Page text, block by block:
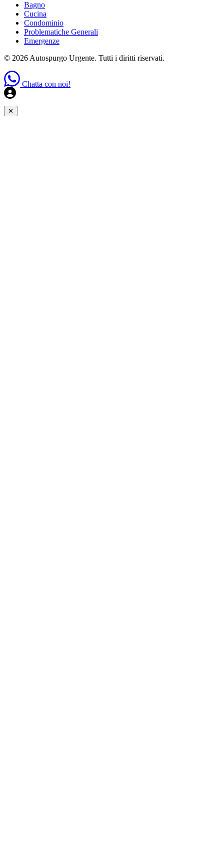
Bagno
Cucina
Condominio
Problematiche Generali
Emergenze
© 2026 Autospurgo Urgente. Tutti i diritti riservati.
Chatta con noi!
✕